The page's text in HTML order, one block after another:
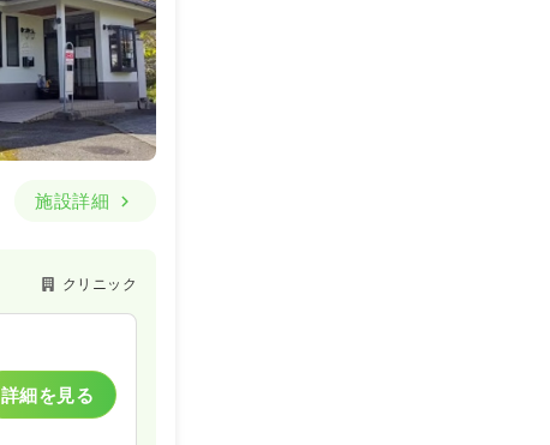
施設詳細
クリニック
詳細を見る